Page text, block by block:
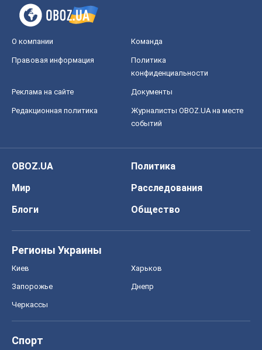
О компании Команда
Правовая информация
Политика
конфиденциальности
Реклама на сайте Документы
Редакционная политика
Журналисты OBOZ.UA на месте
событий
OBOZ.UA
Политика
Мир
Расследования
Блоги
Общество
Регионы Украины
Киев Харьков
Запорожье Днепр
Черкассы
Спорт